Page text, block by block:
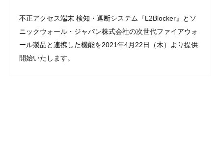
不正アクセス端末 検知・遮断システム『L2Blocker』とソ
ニックウォール・ジャパン株式会社の次世代ファイアウォ
ール製品と連携した機能を2021年4月22日（木）より提供
開始いたします。